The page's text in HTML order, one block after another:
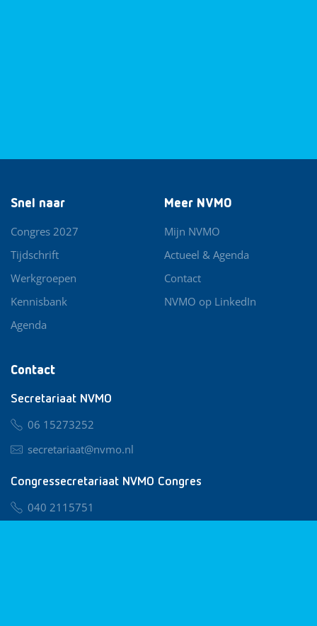
Contact
Secretariaat NVMO
06 15273252
secretariaat@nvmo.nl
Congressecretariaat NVMO Congres
040 2115751
Snel naar
Congres 2027
Tijdschrift
Werkgroepen
Kennisbank
Agenda
Meer NVMO
Mijn NVMO
Actueel & Agenda
Contact
NVMO op LinkedIn